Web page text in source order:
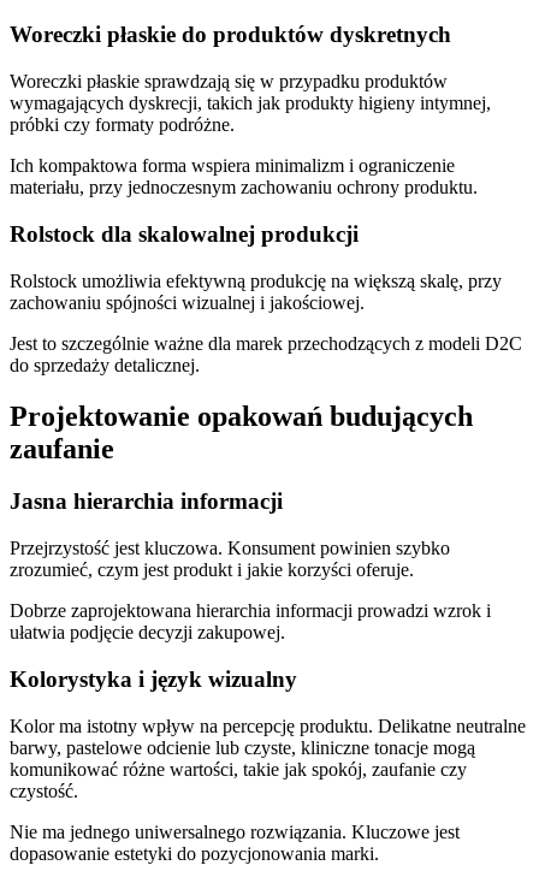
Woreczki płaskie do produktów dyskretnych
Woreczki płaskie sprawdzają się w przypadku produktów
wymagających dyskrecji, takich jak produkty higieny intymnej,
próbki czy formaty podróżne.
Ich kompaktowa forma wspiera minimalizm i ograniczenie
materiału, przy jednoczesnym zachowaniu ochrony produktu.
Rolstock dla skalowalnej produkcji
Rolstock umożliwia efektywną produkcję na większą skalę, przy
zachowaniu spójności wizualnej i jakościowej.
Jest to szczególnie ważne dla marek przechodzących z modeli D2C
do sprzedaży detalicznej.
Projektowanie opakowań budujących
zaufanie
Jasna hierarchia informacji
Przejrzystość jest kluczowa. Konsument powinien szybko
zrozumieć, czym jest produkt i jakie korzyści oferuje.
Dobrze zaprojektowana hierarchia informacji prowadzi wzrok i
ułatwia podjęcie decyzji zakupowej.
Kolorystyka i język wizualny
Kolor ma istotny wpływ na percepcję produktu. Delikatne neutralne
barwy, pastelowe odcienie lub czyste, kliniczne tonacje mogą
komunikować różne wartości, takie jak spokój, zaufanie czy
czystość.
Nie ma jednego uniwersalnego rozwiązania. Kluczowe jest
dopasowanie estetyki do pozycjonowania marki.